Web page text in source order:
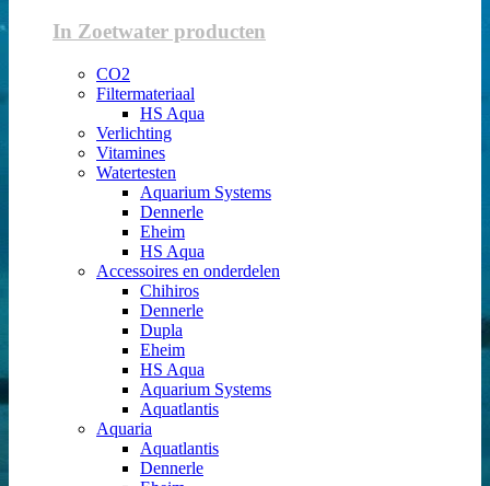
In Zoetwater producten
CO2
Filtermateriaal
HS Aqua
Verlichting
Vitamines
Watertesten
Aquarium Systems
Dennerle
Eheim
HS Aqua
Accessoires en onderdelen
Chihiros
Dennerle
Dupla
Eheim
HS Aqua
Aquarium Systems
Aquatlantis
Aquaria
Aquatlantis
Dennerle